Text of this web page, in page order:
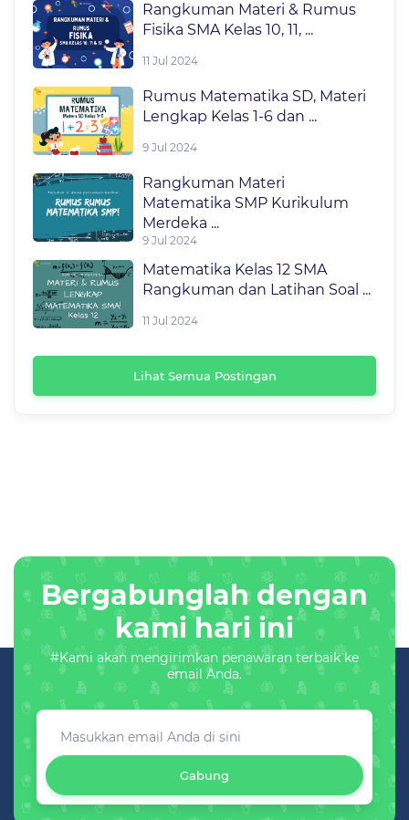
Rangkuman Materi & Rumus
Fisika SMA Kelas 10, 11, ...
11 Jul 2024
Rumus Matematika SD, Materi
Lengkap Kelas 1-6 dan ...
9 Jul 2024
Rangkuman Materi
Matematika SMP Kurikulum
Merdeka ...
9 Jul 2024
Matematika Kelas 12 SMA
Rangkuman dan Latihan Soal ...
11 Jul 2024
Lihat Semua Postingan
Bergabunglah dengan
kami hari ini
#Kami akan mengirimkan penawaran terbaik ke
email Anda.
Gabung